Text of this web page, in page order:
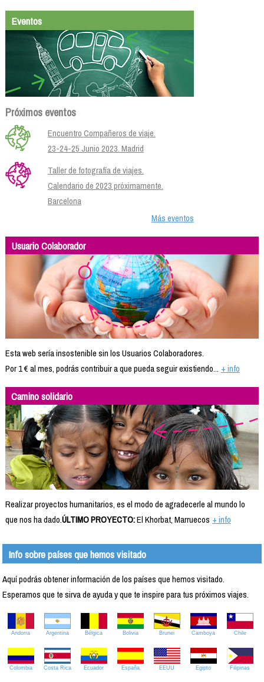
Eventos
Próximos eventos
Encuentro Compañeros de viaje.
23-24-25 Junio 2023. Madrid
Taller de fotografía de viajes.
Calendario de 2023 próximamente.
Barcelona
Más eventos
Usuario Colaborador
Esta web sería insostenible sin los Usuarios Colaboradores.
Por 1 € al mes, podrás contribuir a que pueda seguir existiendo... + info
Camino solidario
Realizar proyectos humanitarios, es el modo de agradecerle al mundo lo
que nos ha dado.ÚLTIMO PROYECTO:El Khorbat, Marruecos + info
Info sobre países que hemos visitado
Aquí podrás obtener información de los países que hemos visitado.
Esperamos que te sirva de ayuda y que te inspire para tus próximos viajes.
Andorra Argentina Bélgica Bolivia Brunei Camboya Chile
Colombia Costa Rica Ecuador España EEUU Egipto Filipinas